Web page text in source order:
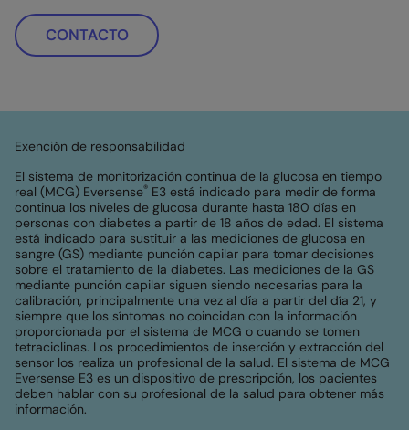
CONTACTO
Exención de responsabilidad
El sistema de monitorización continua de la glucosa en tiempo
real (MCG) Eversense® E3 está indicado para medir de forma
continua los niveles de glucosa durante hasta 180 días en
personas con diabetes a partir de 18 años de edad. El sistema
está indicado para sustituir a las mediciones de glucosa en
sangre (GS) mediante punción capilar para tomar decisiones
sobre el tratamiento de la diabetes. Las mediciones de la GS
mediante punción capilar siguen siendo necesarias para la
calibración, principalmente una vez al día a partir del día 21, y
siempre que los síntomas no coincidan con la información
proporcionada por el sistema de MCG o cuando se tomen
tetraciclinas. Los procedimientos de inserción y extracción del
sensor los realiza un profesional de la salud. El sistema de MCG
Eversense E3 es un dispositivo de prescripción, los pacientes
deben hablar con su profesional de la salud para obtener más
información.